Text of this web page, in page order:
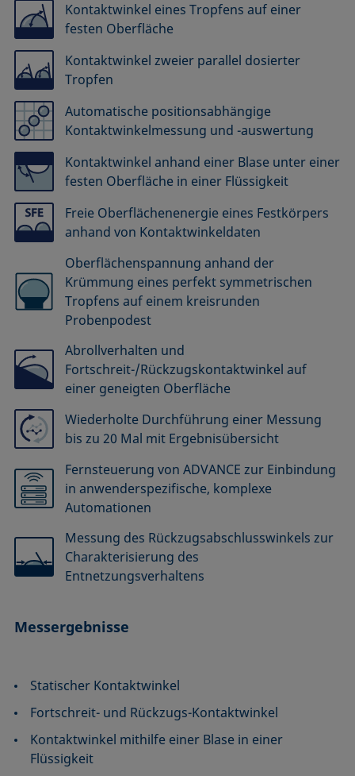
Kontaktwinkel eines Tropfens auf einer
festen Oberfläche
Kontaktwinkel zweier parallel dosierter
Tropfen
Automatische positionsabhängige
Kontaktwinkelmessung und -auswertung
Kontaktwinkel anhand einer Blase unter einer
festen Oberfläche in einer Flüssigkeit
Freie Oberflächenenergie eines Festkörpers
anhand von Kontaktwinkeldaten
Oberflächenspannung anhand der
Krümmung eines perfekt symmetrischen
Tropfens auf einem kreisrunden
Probenpodest
Abrollverhalten und
Fortschreit-/Rückzugskontaktwinkel auf
einer geneigten Oberfläche
Wiederholte Durchführung einer Messung
bis zu 20 Mal mit Ergebnisübersicht
Fernsteuerung von ADVANCE zur Einbindung
in anwenderspezifische, komplexe
Automationen
Messung des Rückzugsabschlusswinkels zur
Charakterisierung des
Entnetzungsverhaltens
Messergebnisse
Statischer Kontaktwinkel
Fortschreit- und Rückzugs-Kontaktwinkel
Kontaktwinkel mithilfe einer Blase in einer
Flüssigkeit